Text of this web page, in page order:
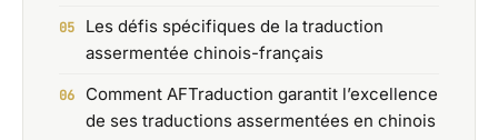
Les défis spécifiques de la traduction
assermentée chinois-français
Comment AFTraduction garantit l’excellence
de ses traductions assermentées en chinois